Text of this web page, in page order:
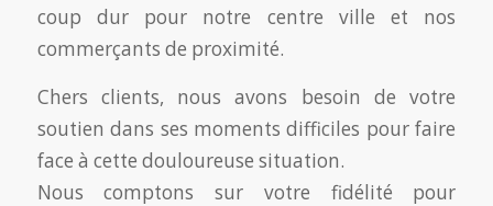
coup dur pour notre centre ville et nos
commerçants de proximité.
Chers clients, nous avons besoin de votre
soutien dans ses moments difficiles pour faire
face à cette douloureuse situation.
Nous comptons sur votre fidélité pour